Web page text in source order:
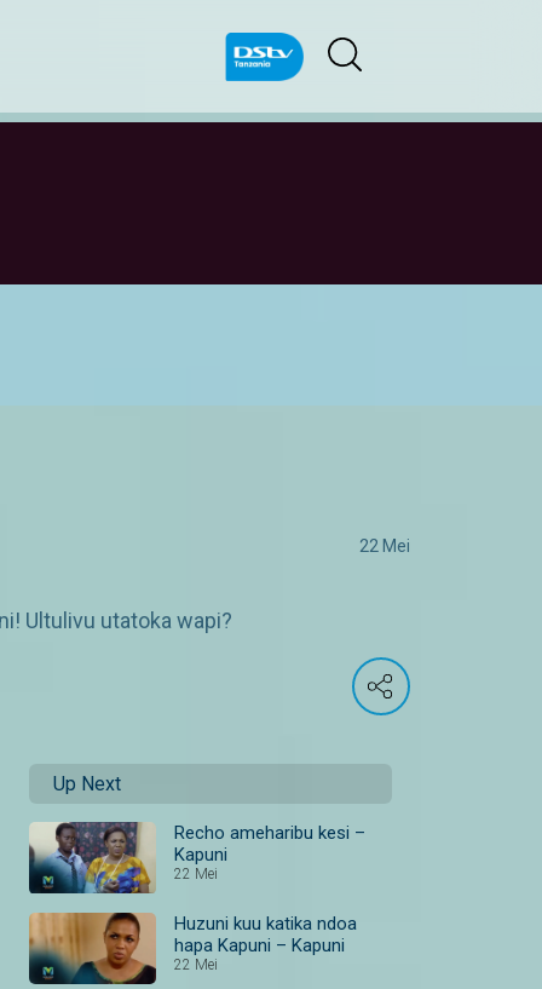
22 Mei
Ultulivu utatoka wapi?
Up Next
Recho ameharibu kesi –
Kapuni
22 Mei
Huzuni kuu katika ndoa
hapa Kapuni – Kapuni
22 Mei